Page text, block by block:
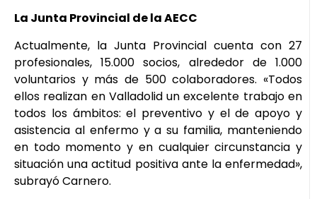
La Junta Provincial de la AECC
Actualmente, la Junta Provincial cuenta con 27
profesionales, 15.000 socios, alrededor de 1.000
voluntarios y más de 500 colaboradores. «Todos
ellos realizan en Valladolid un excelente trabajo en
todos los ámbitos: el preventivo y el de apoyo y
asistencia al enfermo y a su familia, manteniendo
en todo momento y en cualquier circunstancia y
situación una actitud positiva ante la enfermedad»,
subrayó Carnero.